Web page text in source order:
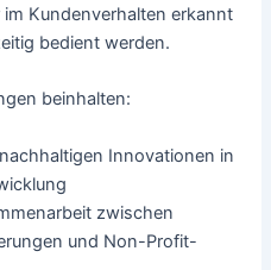
Kundenverhalten erkannt
bedient werden.
beinhalten:
Innovationen in
zwischen
und Non-Profit-